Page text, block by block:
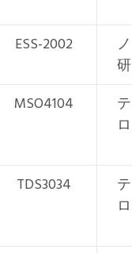
ESS-2002
MSO4104
TDS3034